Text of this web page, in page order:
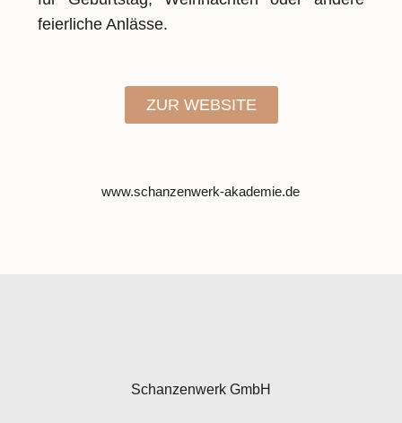
feier­liche An­lässe.
ZUR WEBSITE
www.schanzenwerk-akademie.de
Schanzenwerk GmbH